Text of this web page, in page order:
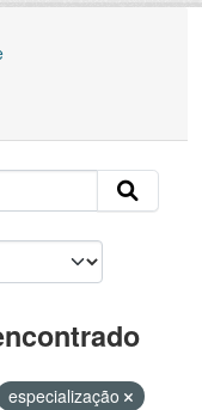
especialização